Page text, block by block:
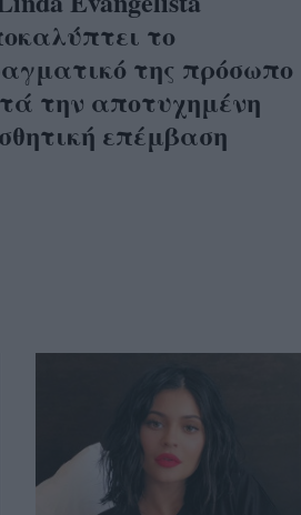
το
της πρόσωπο
την αποτυχημένη
επέμβαση